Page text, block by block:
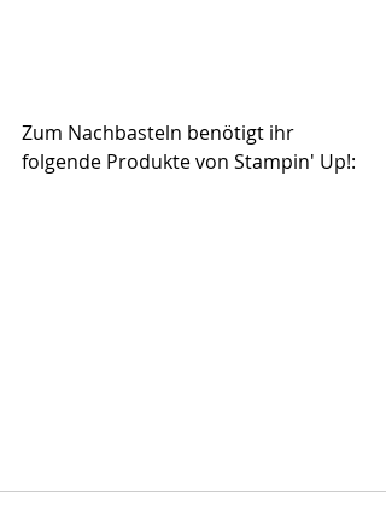
Zum Nachbasteln benötigt ihr
folgende Produkte von Stampin' Up!: